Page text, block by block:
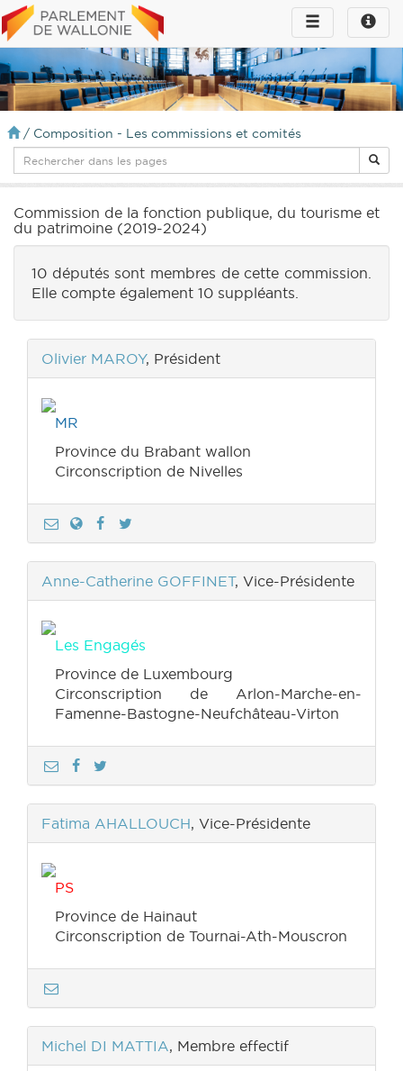
Toggle
infos
Toggle
navigation
/ Composition - Les commissions et comités
Commission de la fonction publique, du tourisme et
du patrimoine (2019-2024)
10 députés sont membres de cette commission.
Elle compte également 10 suppléants.
Olivier MAROY, Président
MR
Province du Brabant wallon
Circonscription de Nivelles
Anne-Catherine GOFFINET, Vice-Présidente
Les Engagés
Province de Luxembourg
Circonscription de Arlon-Marche-en-
Famenne-Bastogne-Neufchâteau-Virton
Fatima AHALLOUCH, Vice-Présidente
PS
Province de Hainaut
Circonscription de Tournai-Ath-Mouscron
Michel DI MATTIA, Membre effectif